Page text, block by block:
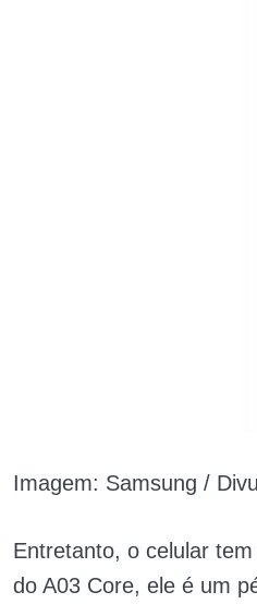
Imagem: Samsung /
Entretanto, o celular
do A03 Core, ele é um